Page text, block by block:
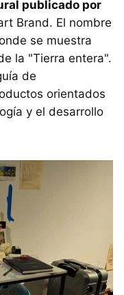
publicado por
Brand. El nombre
se muestra
la "Tierra entera".
de
orientados
y el desarrollo